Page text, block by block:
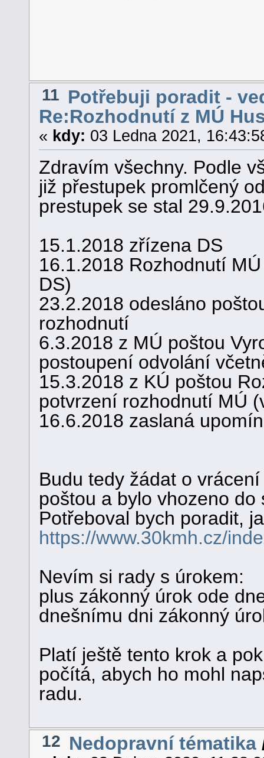
11 Potřebuji poradit -
Re:Rozhodnutí z MÚ
« kdy: 03 Ledna 2021,
Zdravím všechny. Podle
již přestupek promlčený
prestupek se stal
15.1.2018 zřízena DS
16.1.2018 Rozhodnutí
DS)
23.2.2018 odesláno
rozhodnutí
6.3.2018 z MÚ poštou
postoupení odvolání
15.3.2018 z KÚ poštou
potvrzení rozhodnutí MÚ
16.6.2018 zaslaná
Budu tedy žádat o
poštou a bylo vhozeno
Potřeboval bych poradit,
https://www.30kmh.cz/
Nevím si rady s úrokem:
plus zákonný úrok ode
dnešnímu dni zákonný
Platí ještě tento krok a
počítá, abych ho mohl
radu.
12 Nedopravní tématika